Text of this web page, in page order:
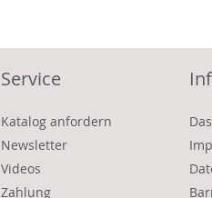
Service
Katalog anfordern
Newsletter
Videos
Zahlung